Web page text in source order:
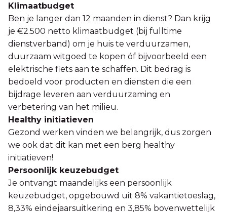
Klimaatbudget
Ben je langer dan 12 maanden in dienst? Dan krijg
je €2.500 netto klimaatbudget (bij fulltime
dienstverband) om je huis te verduurzamen,
duurzaam witgoed te kopen óf bijvoorbeeld een
elektrische fiets aan te schaffen. Dit bedrag is
bedoeld voor producten en diensten die een
bijdrage leveren aan verduurzaming en
verbetering van het milieu.
Healthy initiatieven
Gezond werken vinden we belangrijk, dus zorgen
we ook dat dit kan met een berg healthy
initiatieven!
Persoonlijk keuzebudget
Je ontvangt maandelijks een persoonlijk
keuzebudget, opgebouwd uit 8% vakantietoeslag,
8,33% eindejaarsuitkering en 3,85% bovenwettelijk